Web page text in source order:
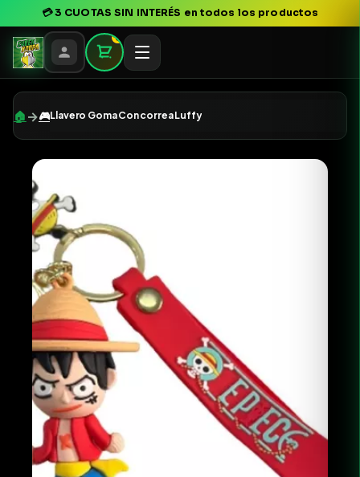
💳3 CUOTAS SIN INTERÉS en todos los productos
0
🏠 →🎮Llavero Goma Con correa Luffy